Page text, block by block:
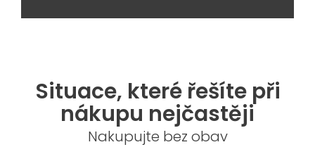
Situace, které řešíte při
nákupu nejčastěji
Nakupujte bez obav